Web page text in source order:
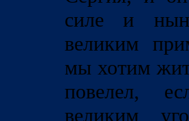
силе и
великим
мы хотим
повелел,
великим